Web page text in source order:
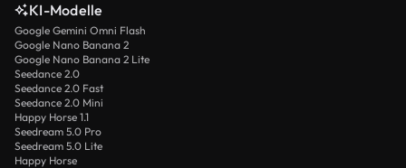
KI-Modelle
Google Gemini Omni Flash
Google Nano Banana 2
Google Nano Banana 2 Lite
Seedance 2.0
Seedance 2.0 Fast
Seedance 2.0 Mini
Happy Horse 1.1
Seedream 5.0 Pro
Seedream 5.0 Lite
Happy Horse